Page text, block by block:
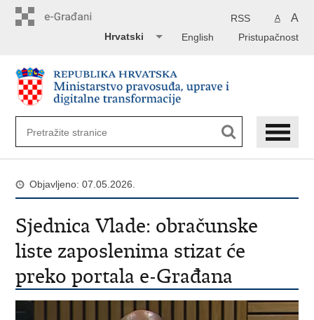
A A
RSS
Pristupačnost
English
Hrvatski
Objavljeno: 07.05.2026.
Sjednica Vlade: obračunske
liste zaposlenima stizat će
preko portala e-Građana